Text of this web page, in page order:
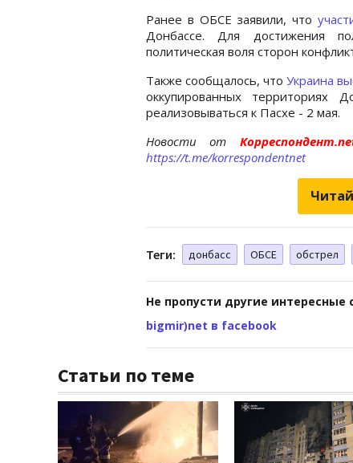
Ранее в ОБСЕ заявили, что
Донбассе. Для достижения
политическая воля сторон
Также сообщалось, чтоУкраина
оккупированных территориях
реализовываться к Пасхе - 2 мая.
Новости от
https://t.me/korrespondentnet
Теги: донбасс ОБСЕ обстрел
Не пропусти другие
bigmir)net в facebook
Статьи по теме